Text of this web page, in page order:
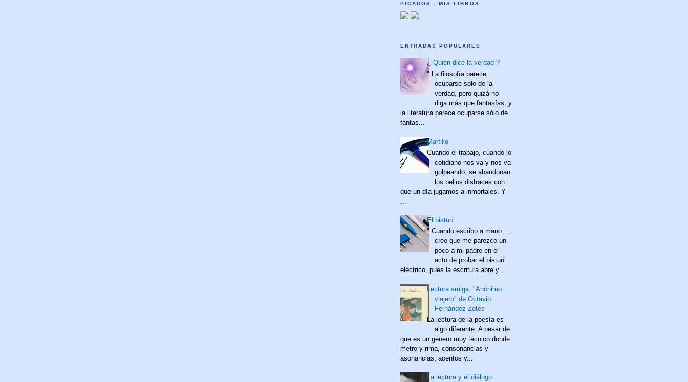
PICADOS - MIS LIBROS
ENTRADAS POPULARES
¿ Quién dice la verdad ?
" La filosofía parece
ocuparse sólo de la
verdad, pero quizá no
diga más que fantasías, y
la literatura parece ocuparse sólo de
fantas...
Martillo
Cuando el trabajo, cuando lo
cotidiano nos va y nos va
golpeando, se abandonan
los bellos disfraces con
que un día jugamos a inmortales. Y
El bisturí
" Cuando escribo a mano...,
creo que me parezco un
poco a mi padre en el
acto de probar el bisturí
eléctrico, pues la escritura abre y...
Lectura amiga: "Anónimo
viajero" de Octavio
Fernández Zotes
La lectura de la poesía es
algo diferente. A pesar de
que es un género muy técnico donde
metro y rima, consonancias y
asonancias, acentos y...
La lectura y el diálogo